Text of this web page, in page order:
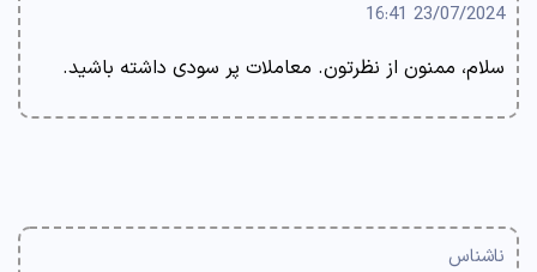
23/07/2024 16:41
سلام، ممنون از نظرتون. معاملات پر سودی داشته باشید.
ناشناس